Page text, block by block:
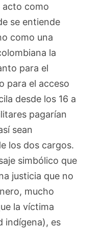
acto como
se entiende
como una
la
para el
para el acceso
desde los 16 a
pagarían
sean
los dos cargos.
simbólico que
justicia que no
mucho
la víctima
indígena), es